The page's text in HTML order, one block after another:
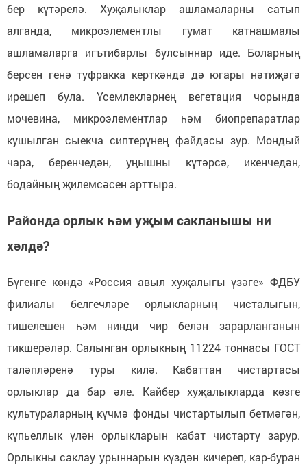
бер күтәрелә. Хуҗалыклар ашламаларны сатып
алганда, микроэлементлы гумат катнашмалы
ашламаларга игътибарлы булсыннар иде. Боларның
берсен генә туфракка керткәндә дә югары нәтиҗәгә
ирешеп була. Үсемлекләрнең вегетация чорында
мочевина, микроэлементлар һәм биопрепаратлар
кушылган сыекча сиптерүнең файдасы зур. Мондый
чара, беренчедән, уңышны күтәрсә, икенчедән,
бодайның җилемсәсен арттыра.
Районда орлык һәм уҗым сакланышы ни
хәлдә?
Бүгенге көндә «Россия авыл хуҗалыгы үзәге» ФДБУ
филиалы белгечләре орлыкларның чисталыгын,
тишелешен һәм нинди чир белән зарарланганын
тикшерәләр. Салынган орлыкның 11224 тоннасы ГОСТ
таләпләренә туры килә. Кабаттан чистартасы
орлыклар да бар әле. Кайбер хуҗалыкларда көзге
культураларның күчмә фонды чистартылып бетмәгән,
күпьеллык үлән орлыкларын кабат чистарту зарур.
Орлыкны саклау урыннарын күздән кичереп, кар-буран